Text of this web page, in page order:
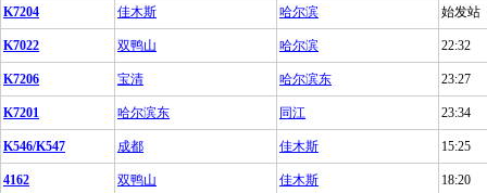
K7204 佳木斯 哈尔滨 始发站
K7022 双鸭山 哈尔滨 22:32
K7206 宝清 哈尔滨东 23:27
K7201 哈尔滨东 同江 23:34
K546/K547 成都 佳木斯 15:25
4162 双鸭山 佳木斯 18:20